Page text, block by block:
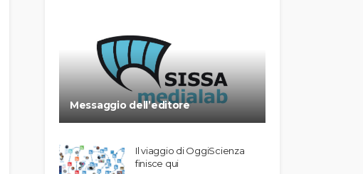
Messaggio dell’editore
Il viaggio di OggiScienza
finisce qui